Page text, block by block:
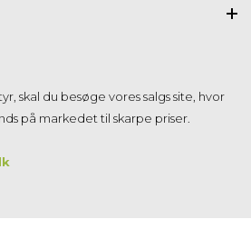
skal du besøge vores salgs site, hvor
på markedet til skarpe priser.